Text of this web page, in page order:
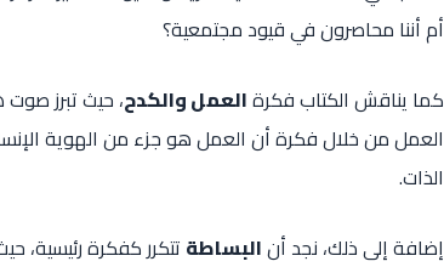
أم أننا محاصرون في قيود مجتمعية؟
كما يناقش الكتاب فكرةالعمل والكدح، حيث تبرز
العمل من خلال فكرة أن العمل هو جزء من الهوية
الذات.
إضافة إلى ذلك، نجد أنالبساطة تتكرر كفكرة رئيسية،